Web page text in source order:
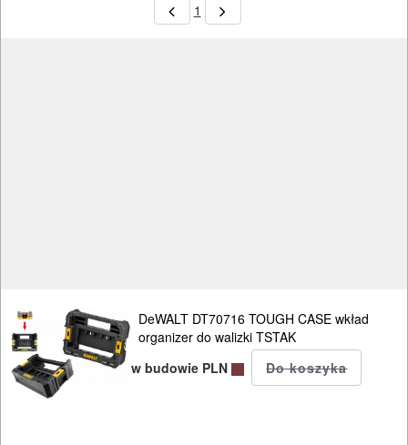
1
DeWALT DT70716 TOUGH CASE wkład
organizer do walizki TSTAK
w budowie PLN